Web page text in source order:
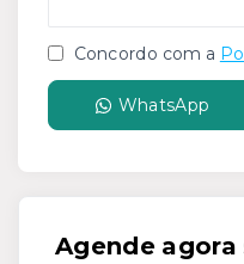
Concordo com a
WhatsApp
Agende agora